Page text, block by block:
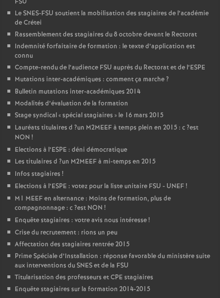
LeSNES-FSU soutient la mobilisation des stagiaires de l’académie
de Crétei
Rassemblement des stagiaires du 8 octobre devant le Rectorat
Indemnité forfaitaire de formation : le texte d’application est
connu
Compte-rendu de l’audience FSU auprès du Rectorat et de l’ESPE
Mutations inter-académiques : comment ça marche?
Bulletin mutations inter-académiques 2014
Modalités d’évaluation de la formation
Stage syndical «spécial stagiaires » le 16 mars 2015
Lauréats titulaires d ?un M2MEEFà temps plein en 2015 : c?est
NON !
Elections à l’ESPE : déni démocratique
Les titulaires d ?un M2MEEFà mi-temps en 2015
Infos stagiaires !
Elections à l’ESPE : votez pour la liste unitaire FSU - UNEF!
M1 MEEFen alternance : Moins de formation, plus de
compagnonnage : c?est NON !
Enquête stagiaires : votre avis nous intéresse!
Crise du recrutement : rions un peu
Affectation des stagiaires rentrée 2015
Prime Spéciale d’Installation : réponse favorable du ministère suite
aux interventions duSNESet de la FSU
Titularisation des professeurs etCPE stagiaires
Enquête stagiaires sur la formation 2014-2015